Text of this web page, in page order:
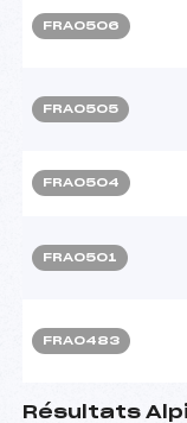
FRA0506
FRA0505
FRA0504
FRA0501
FRA0483
Résultats